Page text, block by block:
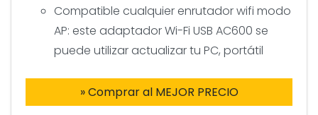
Compatible cualquier enrutador wifi modo
AP: este adaptador Wi-Fi USB AC600 se
puede utilizar actualizar tu PC, portátil
» Comprar al MEJOR PRECIO